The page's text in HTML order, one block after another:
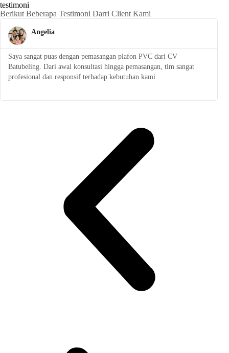
testimoni
Berikut Beberapa Testimoni Darri Client Kami
Angelia
Saya sangat puas dengan pemasangan plafon PVC dari CV
Batubeling. Dari awal konsultasi hingga pemasangan, tim sangat
profesional dan responsif terhadap kebutuhan kami